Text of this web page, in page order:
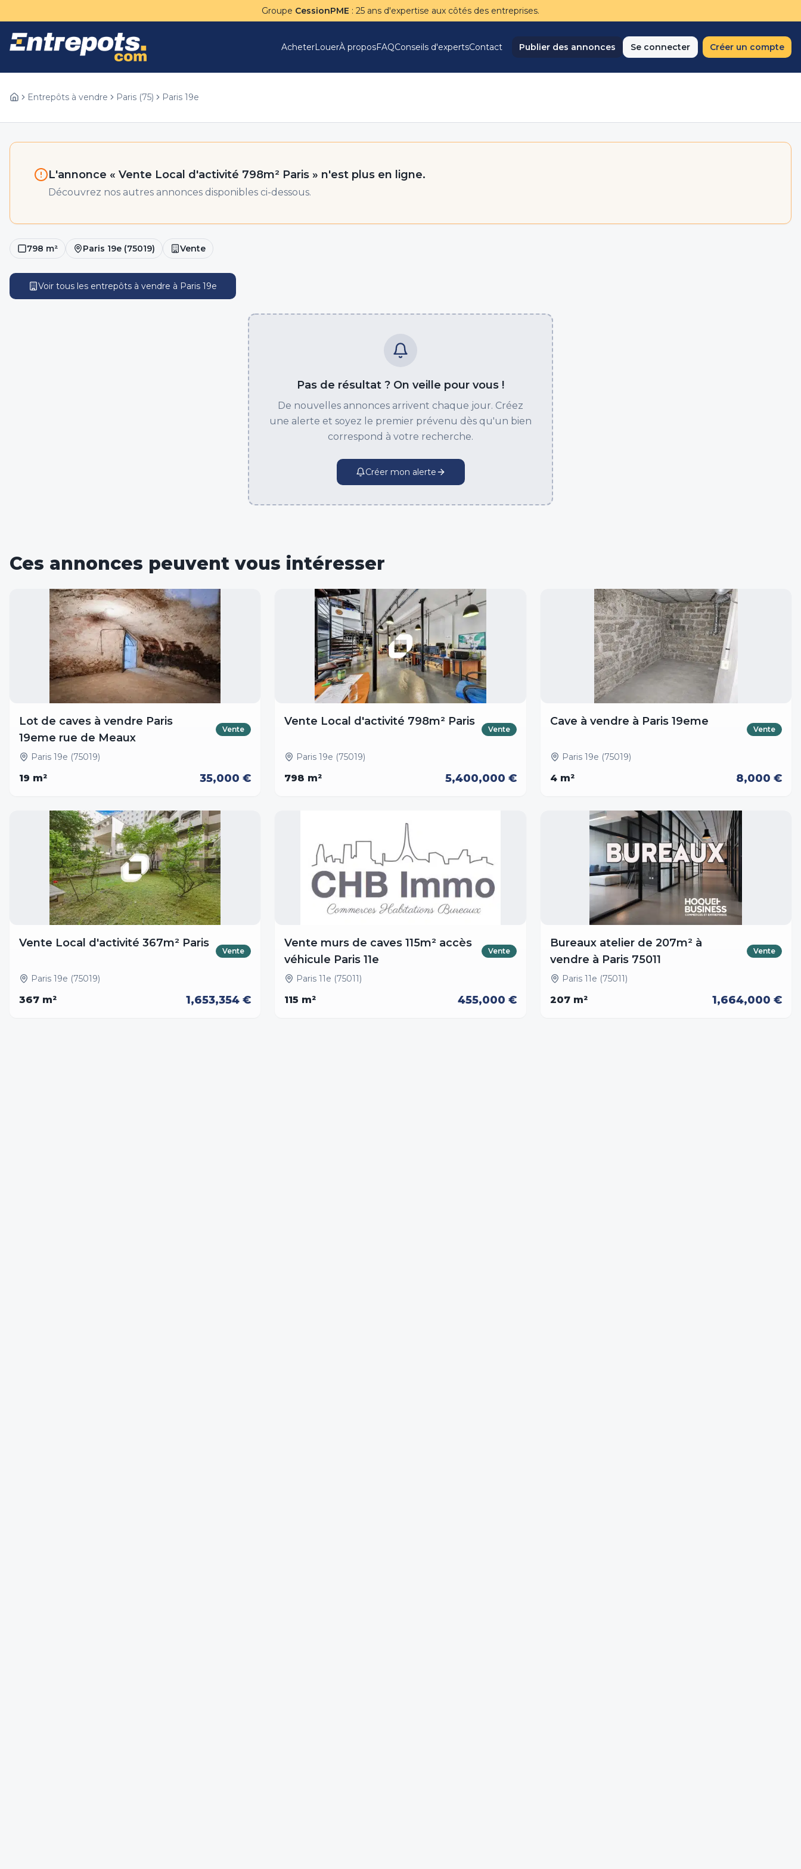
Groupe CessionPME : 25 ans d'expertise aux côtés des entreprises.
AcheterLouerÀ proposFAQConseils d'expertsContact Publier des annonces Se connecter Créer un compte
Entrepôts à vendre Paris (75) Paris 19e
L'annonce « Vente Local d'activité 798m² Paris » n'est plus en ligne.
Découvrez nos autres annonces disponibles ci-dessous.
798 m² Paris 19e (75019) Vente
Voir tous les entrepôts à vendre à Paris 19e
Pas de résultat ? On veille pour vous !
De nouvelles annonces arrivent chaque jour. Créez
une alerte et soyez le premier prévenu dès qu'un bien
correspond à votre recherche.
Créer mon alerte
Ces annonces peuvent vous intéresser
Lot de caves à vendre Paris
19eme rue de Meaux
Vente
Paris 19e (75019)
19 m² 35,000 €
Vente Local d'activité 798m² Paris
Vente
Paris 19e (75019)
798 m² 5,400,000 €
Cave à vendre à Paris 19eme
Vente
Paris 19e (75019)
4m² 8,000 €
Vente Local d'activité 367m² Paris
Vente
Paris 19e (75019)
367 m² 1,653,354 €
Vente murs de caves 115m² accès
véhicule Paris 11e
Vente
Paris 11e (75011)
115 m² 455,000 €
Bureaux atelier de 207m² à
vendre à Paris 75011
Vente
Paris 11e (75011)
207m² 1,664,000 €